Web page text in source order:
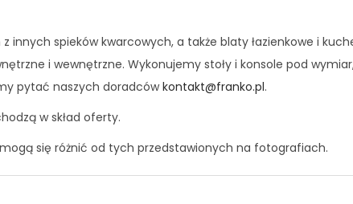
innych spieków kwarcowych, a także blaty łazienkowe i
i wewnętrzne. Wykonujemy stoły i konsole pod
pytać naszych doradcówkontakt@franko.pl.
w skład oferty.
się różnić od tych przedstawionych na fotografiach.